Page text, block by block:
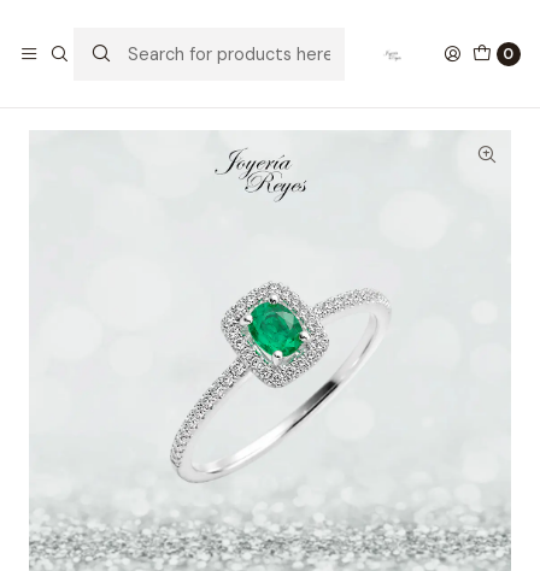
0
Anillo de Oro Blanco 18 kilates - brillantes - Esmeralda -
R10566E